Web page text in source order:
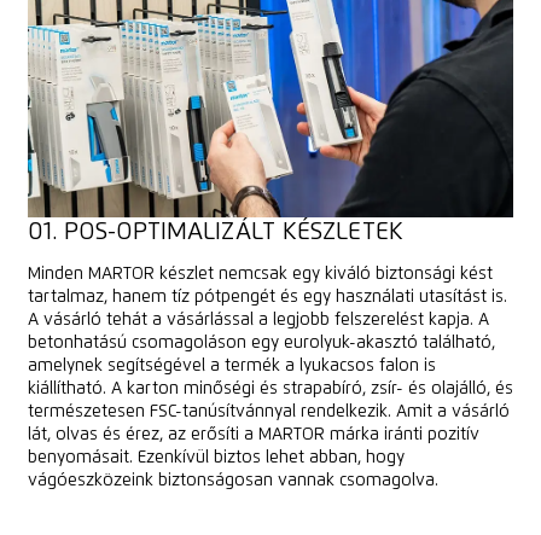
01. POS-OPTIMALIZÁLT KÉSZLETEK
Minden MARTOR készlet nemcsak egy kiváló biztonsági kést
tartalmaz, hanem tíz pótpengét és egy használati utasítást is.
A vásárló tehát a vásárlással a legjobb felszerelést kapja. A
betonhatású csomagoláson egy eurolyuk-akasztó található,
amelynek segítségével a termék a lyukacsos falon is
kiállítható. A karton minőségi és strapabíró, zsír- és olajálló, és
természetesen FSC-tanúsítvánnyal rendelkezik. Amit a vásárló
lát, olvas és érez, az erősíti a MARTOR márka iránti pozitív
benyomásait. Ezenkívül biztos lehet abban, hogy
vágóeszközeink biztonságosan vannak csomagolva.